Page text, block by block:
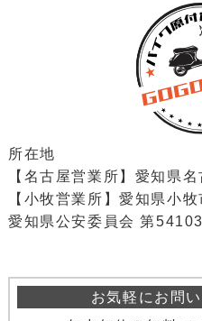
所在地
【名古屋営業所】愛知県
【小牧営業所】愛知県小
愛知県公安委員会 第
お気軽にお問